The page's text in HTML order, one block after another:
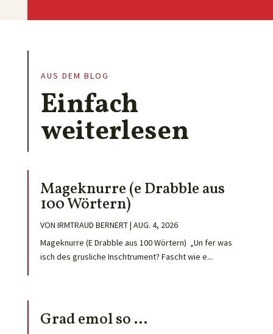
AUS DEM BLOG
Einfach
weiterlesen
Mageknurre (e Drabble aus
100 Wörtern)
VON IRMTRAUD BERNERT| AUG. 4, 2026
Mageknurre (E Drabble aus 100 Wörtern) „Un fer was
isch des grusliche Inschtrument? Fascht wie e...
Grad emol so …